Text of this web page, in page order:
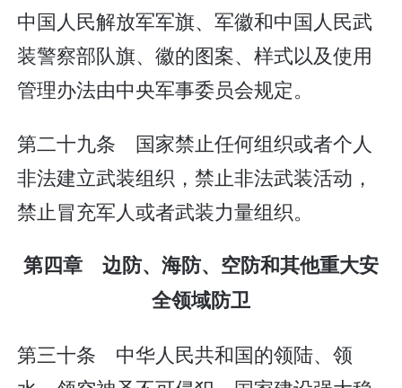
中国人民解放军军旗、军徽和中国人民武
装警察部队旗、徽的图案、样式以及使用
管理办法由中央军事委员会规定。
第二十九条 国家禁止任何组织或者个人
非法建立武装组织，禁止非法武装活动，
禁止冒充军人或者武装力量组织。
第四章 边防、海防、空防和其他重大安
全领域防卫
第三十条 中华人民共和国的领陆、领